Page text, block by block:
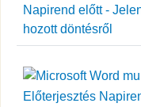
Napirend előtt -
hozott döntésről
Előterjesztés